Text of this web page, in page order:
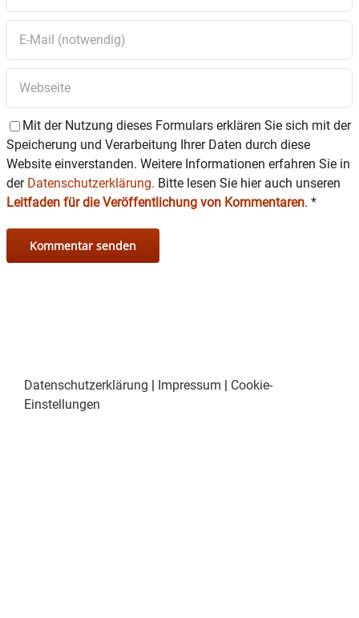
Mit der Nutzung dieses Formulars erklären Sie sich mit der
Speicherung und Verarbeitung Ihrer Daten durch diese
Website einverstanden. Weitere Informationen erfahren Sie in
der Datenschutzerklärung. Bitte lesen Sie hier auch unseren
Leitfaden für die Veröffentlichung von Kommentaren. *
Datenschutzerklärung | Impressum | Cookie-
Einstellungen